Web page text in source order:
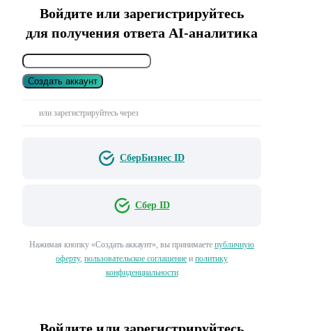
Войдите или зарегистрируйтесь
для получения ответа AI-аналитика
Создать аккаунт
или зарегистрируйтесь через
СберБизнес ID
Сбер ID
Нажимая кнопку «Создать аккаунт», вы принимаете публичную
оферту, пользовательское соглашение и политику
конфиденциальности